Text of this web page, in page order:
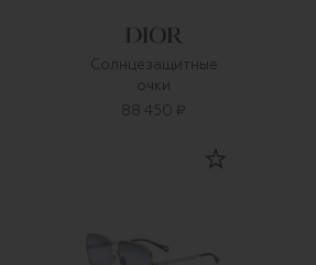
Солнцезащитные
очки
88 450 ₽